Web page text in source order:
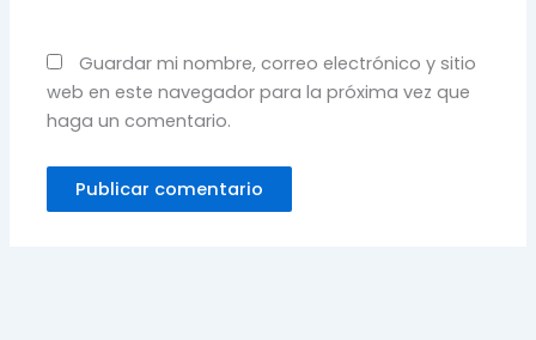
Guardar mi nombre, correo electrónico y sitio
web en este navegador para la próxima vez que
haga un comentario.